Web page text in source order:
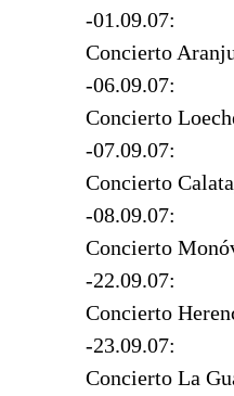
-01.09.07:
Concierto
-06.09.07:
Concierto
-07.09.07:
Concierto
-08.09.07:
Concierto
-22.09.07:
Concierto
-23.09.07:
Concierto La